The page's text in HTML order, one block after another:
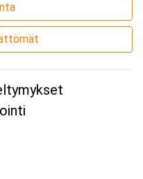
21 / 00380 Helsinki